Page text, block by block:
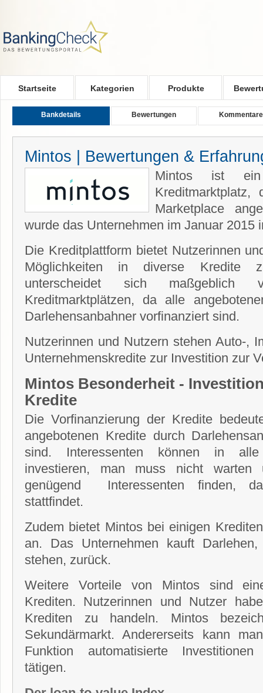
Startseite Kategorien Produkte
Bankdetails Bewertungen Kommentare
Mintos | Bewertungen &
Mintos ist ein
Marketplace
wurde das Unternehmen im Januar 2015
Die Kreditplattform bietet Nutzerinnen
Möglichkeiten in diverse Kredite
unterscheidet sich maßgeblich
Kreditmarktplätzen, da alle
Darlehensanbahner vorfinanziert sind.
Nutzerinnen und Nutzern stehen Auto-,
Unternehmenskredite zur Investition zur
Mintos Besonderheit -
Kredite
Die Vorfinanzierung der Kredite
angebotenen Kredite durch
sind. Interessenten können in alle
investieren, man muss nicht
genügend Interessenten finden,
stattfindet.
Zudem bietet Mintos bei einigen
an. Das Unternehmen kauft
stehen, zurück.
Weitere Vorteile von Mintos sind
Krediten. Nutzerinnen und Nutzer
Krediten zu handeln. Mintos
Sekundärmarkt. Andererseits kann
Funktion automatisierte
tätigen.